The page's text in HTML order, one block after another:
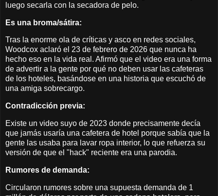
luego secarla con la secadora de pelo.
Es una broma/sátira:
Tras la enorme ola de críticas y asco en redes sociales,
Woodcox aclaró el 23 de febrero de 2026 que nunca ha
hecho eso en la vida real. Afirmó que el video era una forma
de advertir a la gente por qué no deben usar las cafeteras
de los hoteles, basándose en una historia que escuchó de
una amiga sobrecargo.
Contradicción previa:
Existe un video suyo de 2023 donde precisamente decía
que jamás usaría una cafetera de hotel porque sabía que la
gente las usaba para lavar ropa interior, lo que refuerza su
versión de que el "hack" reciente era una parodia.
Rumores de demanda:
Circularon rumores sobre una supuesta demanda de 1